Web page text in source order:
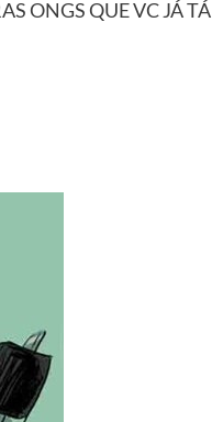
ONGS QUE VC JÁ